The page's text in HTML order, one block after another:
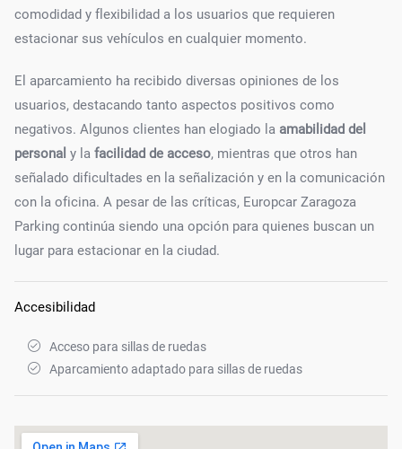
comodidad y flexibilidad a los usuarios que requieren
estacionar sus vehículos en cualquier momento.
El aparcamiento ha recibido diversas opiniones de los
usuarios, destacando tanto aspectos positivos como
negativos. Algunos clientes han elogiado la amabilidad del
personal y la facilidad de acceso, mientras que otros han
señalado dificultades en la señalización y en la comunicación
con la oficina. A pesar de las críticas, Europcar Zaragoza
Parking continúa siendo una opción para quienes buscan un
lugar para estacionar en la ciudad.
Accesibilidad
Acceso para sillas de ruedas
Aparcamiento adaptado para sillas de ruedas